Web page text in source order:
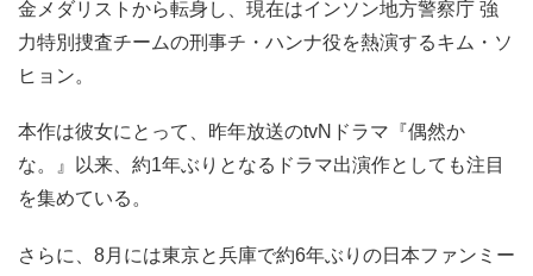
金メダリストから転身し、現在はインソン地方警察庁 強
力特別捜査チームの刑事チ・ハンナ役を熱演するキム・ソ
ヒョン。
本作は彼女にとって、昨年放送のtvNドラマ『偶然か
な。』以来、約1年ぶりとなるドラマ出演作としても注目
を集めている。
さらに、8月には東京と兵庫で約6年ぶりの日本ファンミー